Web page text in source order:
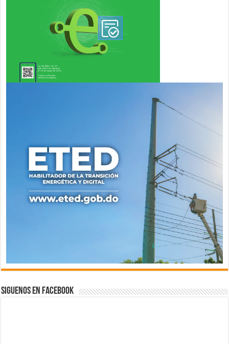
Siguenos en Facebook